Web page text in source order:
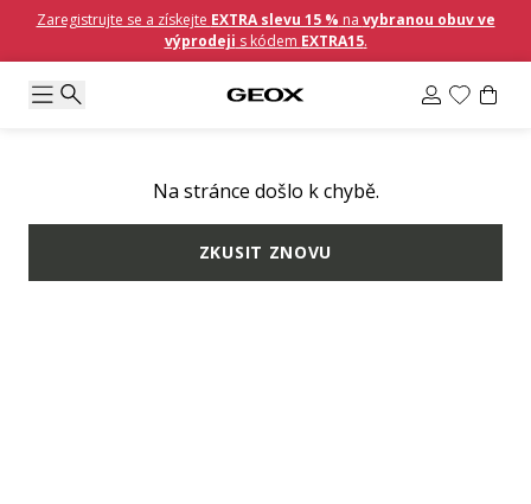
Zaregistrujte se a získejte EXTRA slevu 15 % na vybranou obuv ve
výprodeji s kódem EXTRA15.
Na stránce došlo k chybě.
ZKUSIT ZNOVU